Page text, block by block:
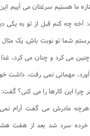
ما هستیم سرغتان می آییم.
چه کنم قبل از تو به یکی
شما تو نوبت باش. یک مثال
می کرد و چنان می کرد، غذا
مهمانی نمی رفت، داشت
چرا این کارها را می کنی؟ گفت:
مادرش می گفت آرام
سرد شد بعد از هفت